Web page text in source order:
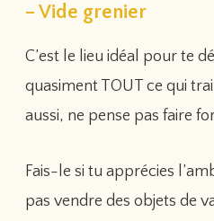
– Vide grenier
C’est le lieu idéal pour te
quasiment TOUT ce qui
aussi, ne pense pas faire
Fais-le si tu apprécies
pas vendre des objets de